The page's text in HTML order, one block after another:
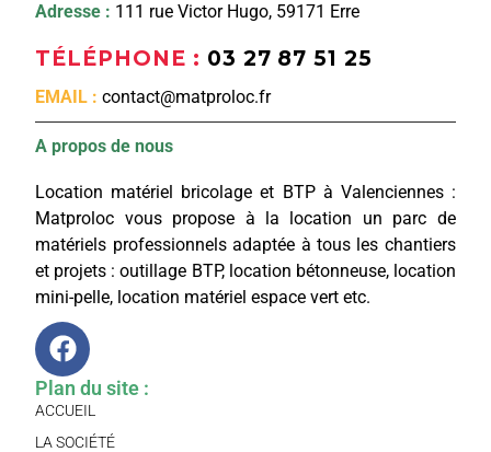
Adresse : 111 rue Victor Hugo, 59171 Erre
TÉLÉPHONE : 03 27 87 51 25
EMAIL :contact@matproloc.fr
A propos de nous
Location matériel bricolage et BTP à Valenciennes :
Matproloc vous propose à la location un parc de
matériels professionnels adaptée à tous les chantiers
et projets : outillage BTP, location bétonneuse, location
mini-pelle, location matériel espace vert etc.
Plan du site :
ACCUEIL
LA SOCIÉTÉ